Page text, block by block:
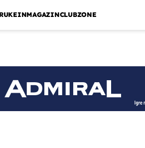
INMAGAZINCLUBZONE